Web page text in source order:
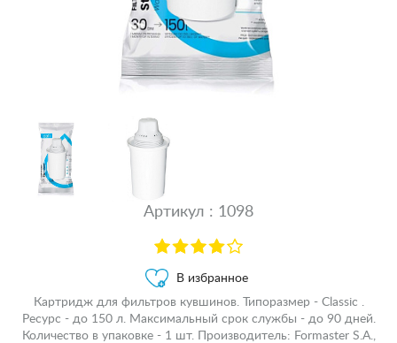
Артикул : 1098
В избранное
Картридж для фильтров кувшинов. Типоразмер - Classic .
Ресурс - до 150 л. Максимальный срок службы - до 90 дней.
Количество в упаковке - 1 шт. Производитель: Formaster S.A.,